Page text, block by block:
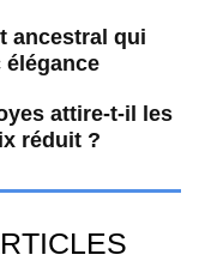
ancestral qui
élégance
attire-t-il les
réduit ?